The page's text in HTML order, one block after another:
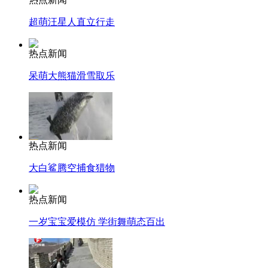
超萌汪星人直立行走
热点新闻
呆萌大熊猫滑雪取乐
热点新闻
大白鲨腾空捕食猎物
热点新闻
一岁宝宝爱模仿 学街舞萌态百出